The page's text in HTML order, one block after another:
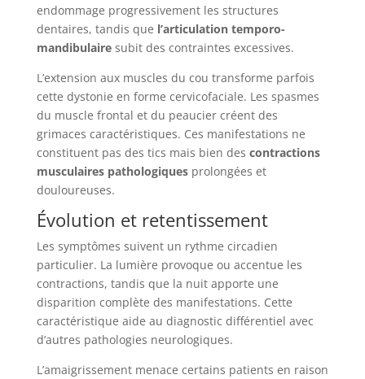
endommage progressivement les structures
dentaires, tandis que l’articulation temporo-
mandibulairesubit des contraintes excessives.
L’extension aux muscles du cou transforme parfois
cette dystonie en forme cervicofaciale. Les spasmes
du muscle frontal et du peaucier créent des
grimaces caractéristiques. Ces manifestations ne
constituent pas des tics mais bien des contractions
musculaires pathologiquesprolongées et
douloureuses.
Évolution et retentissement
Les symptômes suivent un rythme circadien
particulier. La lumière provoque ou accentue les
contractions, tandis que la nuit apporte une
disparition complète des manifestations. Cette
caractéristique aide au diagnostic différentiel avec
d’autres pathologies neurologiques.
L’amaigrissement menace certains patients en raison